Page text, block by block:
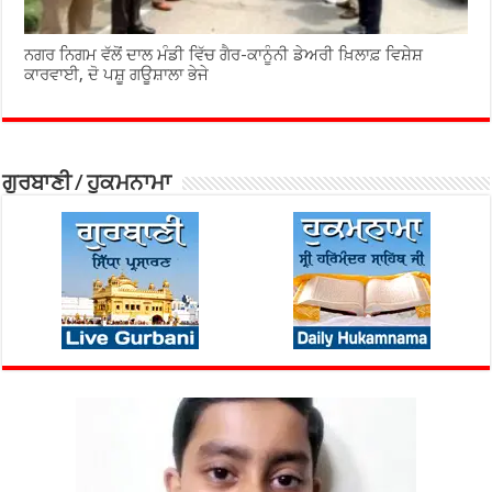
ਨਗਰ ਨਿਗਮ ਵੱਲੋਂ ਦਾਲ ਮੰਡੀ ਵਿੱਚ ਗੈਰ-ਕਾਨੂੰਨੀ ਡੇਅਰੀ ਖ਼ਿਲਾਫ਼ ਵਿਸ਼ੇਸ਼
ਕਾਰਵਾਈ, ਦੋ ਪਸ਼ੂ ਗਊਸ਼ਾਲਾ ਭੇਜੇ
ਗੁਰਬਾਣੀ / ਹੁਕਮਨਾਮਾ